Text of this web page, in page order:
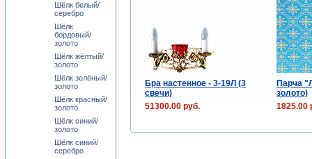
Бра настенное - 3-19Л (3
свечи)
Парча
золото)
51300.00 руб.
1825.00
Шёлк белый/
серебро
Шёлк
бордовый/
золото
Шёлк жёлтый/
золото
Шёлк зелёный/
золото
Шёлк красный/
золото
Шёлк синий/
золото
Шёлк синий/
серебро